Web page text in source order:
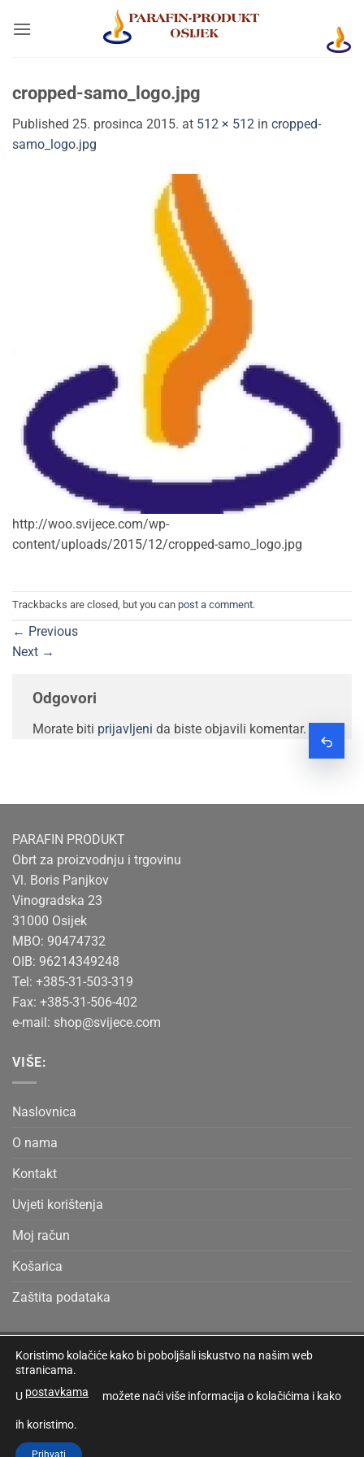
cropped-samo_logo.jpg
Published 25. prosinca 2015. at 512 × 512 in cropped-
samo_logo.jpg
http://woo.svijece.com/wp-
content/uploads/2015/12/cropped-samo_logo.jpg
Trackbacks are closed, but you can post a comment.
← Previous
Next →
Odgovori
Morate biti prijavljeni da biste objavili komentar.
PARAFIN PRODUKT
Obrt za proizvodnju i trgovinu
Vl. Boris Panjkov
Vinogradska 23
31000 Osijek
MBO: 90474732
OIB: 96214349248
Tel: +385-31-503-319
Fax: +385-31-506-402
e-mail: shop@svijece.com
VIŠE:
Naslovnica
O nama
Kontakt
Uvjeti korištenja
Moj račun
Košarica
Zaštita podataka
Cash
Delivery
Bank
Credit
2
MasterCard
Visa
MOJ RAČUN DETALJI RAČUNA UVJETI KORIŠTENJA KOŠARICA
Koristimo kolačiće kako bi poboljšali iskustvo na našim web
stranicama.
U postavkama možete naći više informacija o kolačićima i kako
ih koristimo.
Prihvati